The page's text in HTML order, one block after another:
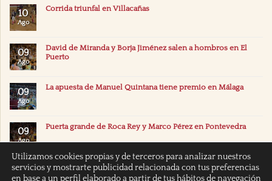
10
Ago
Corrida triunfal en Villacañas
09
Ago
David de Miranda y Borja Jiménez salen a hombros en El
Puerto
09
Ago
La apuesta de Manuel Quintana tiene premio en Málaga
09
Ago
Puerta grande de Roca Rey y Marco Pérez en Pontevedra
Utilizamos cookies propias y de terceros para analizar nuestros
servicios y mostrarte publicidad relacionada con tus preferencias
en base a un perfil elaborado a partir de tus hábitos de navegación